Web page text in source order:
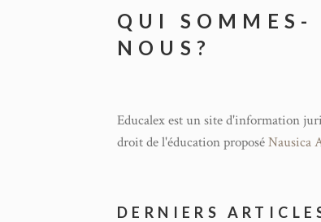
QUI SOMMES-
NOUS?
Educalex est un site d'information
droit de l'éducation proposéNausica
DERNIERS